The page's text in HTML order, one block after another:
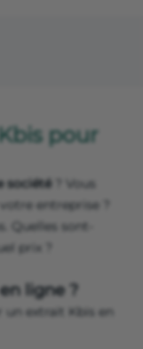
pour
société ? Vous
entreprise ?
Quelles sont-
prix ?
ligne ?
un extrait Kbis en